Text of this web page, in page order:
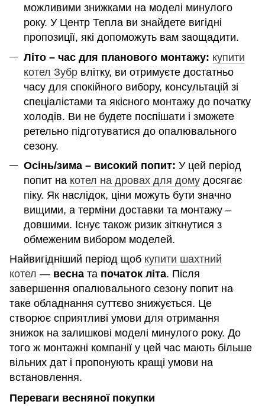
можливими знижками на моделі минулого
року. У Центр Тепла ви знайдете вигідні
пропозиції, які допоможуть вам заощадити.
Літо – час для планового монтажу: купити
котел Зубр влітку, ви отримуєте достатньо
часу для спокійного вибору, консультацій зі
спеціалістами та якісного монтажу до початку
холодів. Ви не будете поспішати і зможете
ретельно підготуватися до опалювального
сезону.
Осінь/зима – високий попит: У цей період
попит на котел на дровах для дому досягає
піку. Як наслідок, ціни можуть бути значно
вищими, а терміни доставки та монтажу –
довшими. Існує також ризик зіткнутися з
обмеженим вибором моделей.
Найвигідніший період щоб купити шахтний
котел — весна та початок літа. Після
завершення опалювального сезону попит на
таке обладнання суттєво знижується. Це
створює сприятливі умови для отримання
знижок на залишкові моделі минулого року. До
того ж монтажні компанії у цей час мають більше
вільних дат і пропонують кращі умови на
встановлення.
Переваги весняної покупки